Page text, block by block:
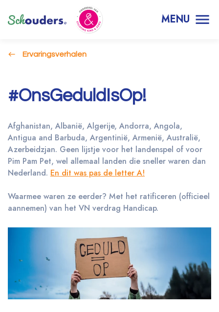
MENU
Ervaringsverhalen
#OnsGeduldIsOp!
Afghanistan, Albanië, Algerije, Andorra, Angola,
Antigua and Barbuda, Argentinië, Armenië, Australië,
Azerbeidzjan. Geen lijstje voor het landenspel of voor
Pim Pam Pet, wel allemaal landen die sneller waren dan
Nederland. En dit was pas de letter A!
Waarmee waren ze eerder? Met het ratificeren (officieel
aannemen) van het VN verdrag Handicap.